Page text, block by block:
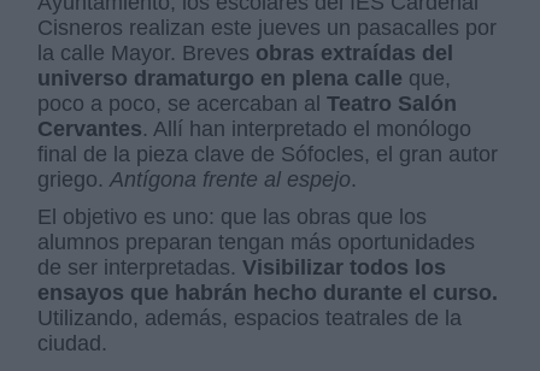
Cisneros realizan este jueves un pasacalles por
la calle Mayor. Breves obras extraídas del
universo dramaturgo en plena calle que,
poco a poco, se acercaban alTeatro Salón
Cervantes. Allí han interpretado el monólogo
final de la pieza clave de Sófocles, el gran autor
griego.Antígona frente al espejo.
El objetivo es uno: que las obras que los
alumnos preparan tengan más oportunidades
de ser interpretadas.Visibilizar todos los
ensayos que habrán hecho durante el curso.
Utilizando, además, espacios teatrales de la
ciudad.